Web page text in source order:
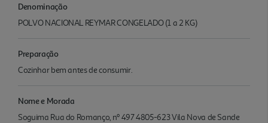
Denominação
POLVO NACIONAL REYMAR CONGELADO (1 a 2 KG)
Preparação
Cozinhar bem antes de consumir.
Nome e Morada
Soguima Rua do Romanço, nº 497 4805-623 Vila Nova de Sande